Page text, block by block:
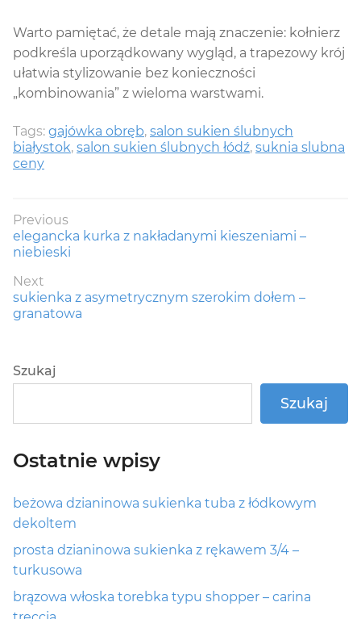
Warto pamiętać, że detale mają znaczenie: kołnierz
podkreśla uporządkowany wygląd, a trapezowy krój
ułatwia stylizowanie bez konieczności
„kombinowania” z wieloma warstwami.
Tags: gajówka obręb, salon sukien ślubnych
białystok, salon sukien ślubnych łódź, suknia slubna
ceny
Nawigacja
wpisu
Previous
Previous
post:
elegancka kurka z nakładanymi kieszeniami –
niebieski
Next
Next
post:
sukienka z asymetrycznym szerokim dołem –
granatowa
Szukaj
Szukaj
Ostatnie wpisy
beżowa dzianinowa sukienka tuba z łódkowym
dekoltem
prosta dzianinowa sukienka z rękawem 3/4 –
turkusowa
brązowa włoska torebka typu shopper – carina